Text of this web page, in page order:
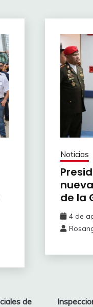
Noticias
de la
4 de
de